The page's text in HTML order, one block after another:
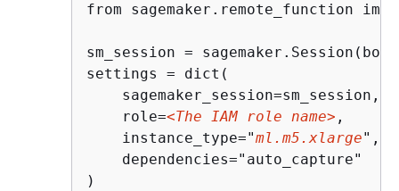
from sagemaker.remote_function
sm_session =
settings = dict(
    sagemaker_session=sm_session,
    role=
<The IAM role name> ,
    instance_type="
ml.m5.xlarge",
    dependencies="auto_capture"
)